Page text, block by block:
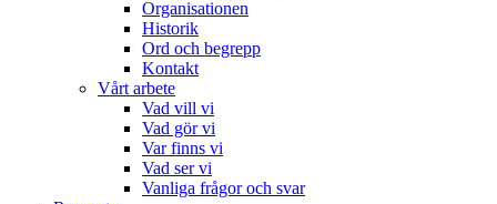
Organisationen
Historik
Ord och begrepp
Kontakt
Vårt arbete
Vad vill vi
Vad gör vi
Var finns vi
Vad ser vi
Vanliga frågor och svar